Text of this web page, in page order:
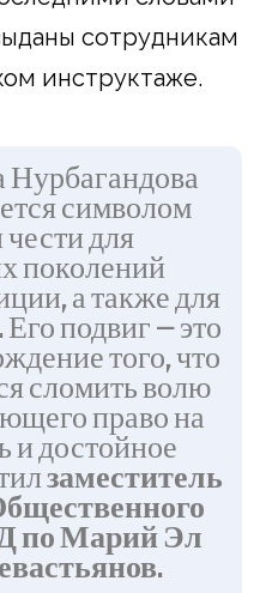
сотрудникам
инструктаже.
символом
для
поколений
а также для
подвиг — это
того, что
сломить волю
право на
достойное
заместитель
по Марий Эл
.